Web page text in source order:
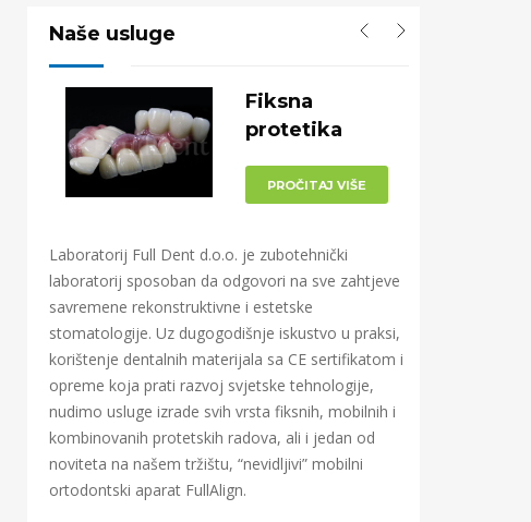
Naše usluge
Fiksna
protetika
PROČITAJ VIŠE
Laboratorij Full Dent d.o.o. je zubotehnički
laboratorij sposoban da odgovori na sve zahtjeve
savremene rekonstruktivne i estetske
stomatologije. Uz dugogodišnje iskustvo u praksi,
korištenje dentalnih materijala sa CE sertifikatom i
opreme koja prati razvoj svjetske tehnologije,
nudimo usluge izrade svih vrsta fiksnih, mobilnih i
kombinovanih protetskih radova, ali i jedan od
noviteta na našem tržištu, “nevidljivi” mobilni
ortodontski aparat FullAlign.